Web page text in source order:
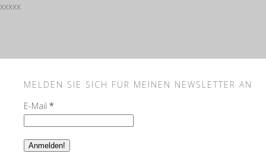
xxxxx
MELDEN SIE SICH FÜR MEINEN NEWSLETTER AN
E-Mail *